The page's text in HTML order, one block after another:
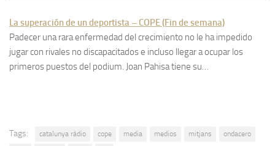
La superación de un deportista – COPE (Fin de semana)
Padecer una rara enfermedad del crecimiento no le ha impedido
jugar con rivales no discapacitados e incluso llegar a ocupar los
primeros puestos del podium. Joan Pahisa tiene su…
Tags: catalunya ràdio cope media medios mitjans
ondacero